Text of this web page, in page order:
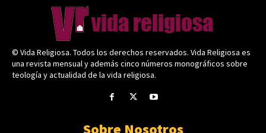
© Vida Religiosa. Todos los derechos reservados. Vida Religiosa es
una revista mensual y además cinco números monográficos sobre
teología y actualidad de la vida religiosa.
Sobre Nosotros